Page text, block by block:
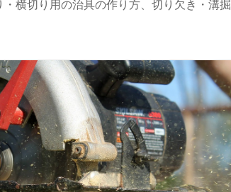
横切り用の治具の作り方、切り欠き・溝掘